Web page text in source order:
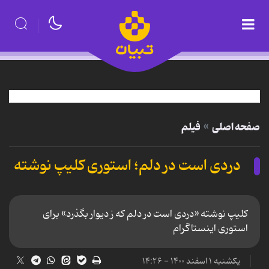
صفحه اصلی فیلم
دردی است در دلم؛ استوری کلیپ نوشته
کلیپ نوشته «دردی است در دلم که ز دیوار بگذرد» برای
استوری اینستاگرام
یکشنبه ۱ اسفند ۱۴۰۰ - ۱۴:۲۶